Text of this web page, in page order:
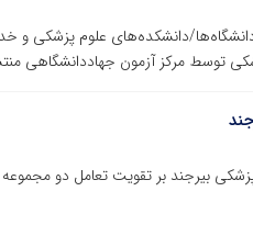
آزمون استخدامی دانشگاه‌ها/دانشکده‌های علوم پزشکی
توسط مرکز آزمون جهاددانشگاهی
بیرجند بر تقویت تعامل دو مجموعه